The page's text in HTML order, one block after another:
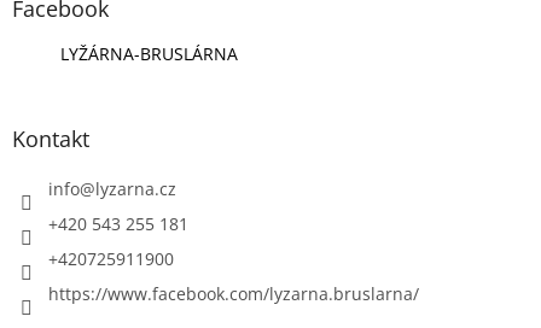
Facebook
LYŽÁRNA-BRUSLÁRNA
Kontakt
info@lyzarna.cz
+420 543 255 181
+420725911900
https://www.facebook.com/lyzarna.bruslarna/